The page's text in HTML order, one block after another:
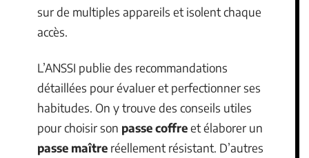
sur de multiples appareils et isolent chaque
accès.
L’ANSSI publie des recommandations
détaillées pour évaluer et perfectionner ses
habitudes. On y trouve des conseils utiles
pour choisir son passe coffreet élaborer un
passe maître réellement résistant. D’autres